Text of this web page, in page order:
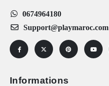
0674964180
Support@playmaroc.com
Informations